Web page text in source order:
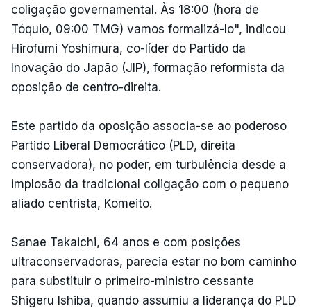
coligação governamental. Às 18:00 (hora de
Tóquio, 09:00 TMG) vamos formalizá-lo", indicou
Hirofumi Yoshimura, co-líder do Partido da
Inovação do Japão (JIP), formação reformista da
oposição de centro-direita.
Este partido da oposição associa-se ao poderoso
Partido Liberal Democrático (PLD, direita
conservadora), no poder, em turbulência desde a
implosão da tradicional coligação com o pequeno
aliado centrista, Komeito.
Sanae Takaichi, 64 anos e com posições
ultraconservadoras, parecia estar no bom caminho
para substituir o primeiro-ministro cessante
Shigeru Ishiba, quando assumiu a liderança do PLD